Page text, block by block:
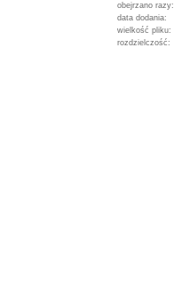
obejrzano razy:
data dodania:
wielkość pliku:
rozdzielczość: